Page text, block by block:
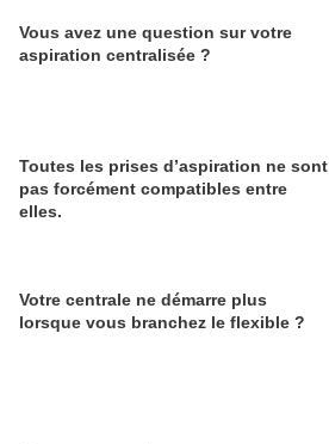
Vous avez une question sur votre
aspiration centralisée ?
Toutes les prises d’aspiration ne sont
pas forcément compatibles entre
elles.
Votre centrale ne démarre plus
lorsque vous branchez le flexible ?